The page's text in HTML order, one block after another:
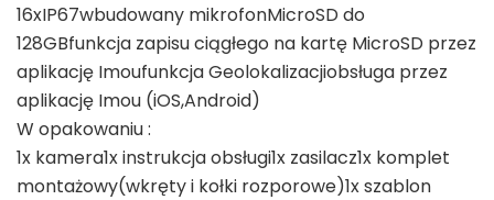
16xIP67wbudowany mikrofonMicroSD do
128GBfunkcja zapisu ciągłego na kartę MicroSD przez
aplikację Imoufunkcja Geolokalizacjiobsługa przez
aplikację Imou (iOS,Android)
W opakowaniu :
1x kamera1x instrukcja obsługi1x zasilacz1x komplet
montażowy(wkręty i kołki rozporowe)1x szablon